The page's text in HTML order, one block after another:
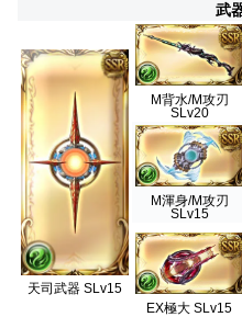
武
天司武器 SLv15
M背水/M攻刃
SLv20
M渾身/M攻刃
SLv15
EX極大 SLv15